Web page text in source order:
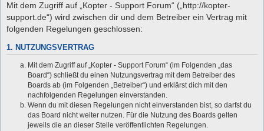
Mit dem Zugriff auf „Kopter - Support Forum“ („http://kopter-
support.de“) wird zwischen dir und dem Betreiber ein Vertrag mit
folgenden Regelungen geschlossen:
1. NUTZUNGSVERTRAG
Mit dem Zugriff auf „Kopter - Support Forum“ (im Folgenden „das
Board“) schließt du einen Nutzungsvertrag mit dem Betreiber des
Boards ab (im Folgenden „Betreiber“) und erklärst dich mit den
nachfolgenden Regelungen einverstanden.
Wenn du mit diesen Regelungen nicht einverstanden bist, so darfst du
das Board nicht weiter nutzen. Für die Nutzung des Boards gelten
jeweils die an dieser Stelle veröffentlichten Regelungen.